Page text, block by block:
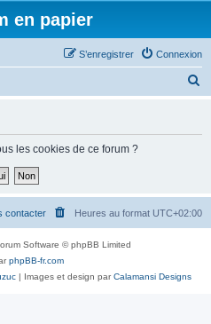
en papier
Connexion
S’enregistrer
h
les cookies de ce forum ?
Heures au format UTC+02:00
contacter
Software © phpBB Limited
phpBB-fr.com
| Images et design parCalamansi Designs